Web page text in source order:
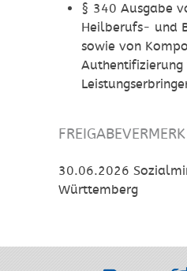
§ 340 Ausgabe
Heilberufs- und
sowie von
Authentifizierung
FREIGABEVERMERK
30.06.2026
Württemberg